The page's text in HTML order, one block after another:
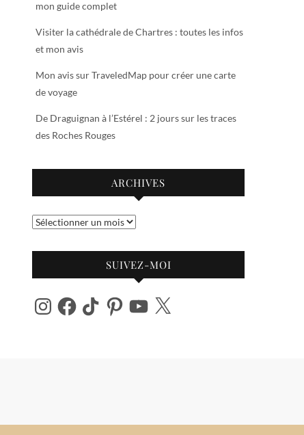
mon guide complet
Visiter la cathédrale de Chartres : toutes les infos
et mon avis
Mon avis sur TraveledMap pour créer une carte
de voyage
De Draguignan à l’Estérel : 2 jours sur les traces
des Roches Rouges
ARCHIVES
Archives
SUIVEZ-MOI
InstagramFacebook
TikTok PinterestYouTube
X